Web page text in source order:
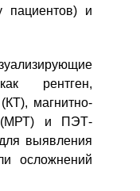
пациентов) и
рентген,
магнитно-
(МРТ) и ПЭТ-
выявления
осложнений